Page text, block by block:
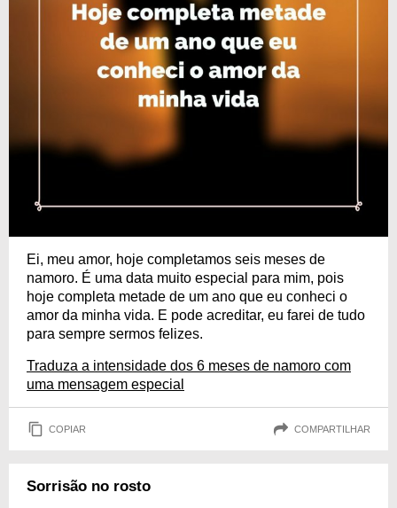
Ei, meu amor, hoje completamos seis meses de
namoro. É uma data muito especial para mim, pois
hoje completa metade de um ano que eu conheci o
amor da minha vida. E pode acreditar, eu farei de tudo
para sempre sermos felizes.
Traduza a intensidade dos 6 meses de namoro com
uma mensagem especial
COPIAR COMPARTILHAR
Sorrisão no rosto